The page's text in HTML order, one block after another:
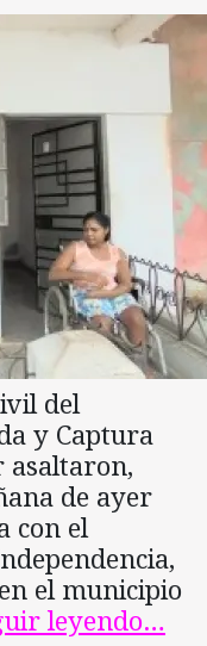
del
y Captura
de ayer
con el
el municipio
leyendo…